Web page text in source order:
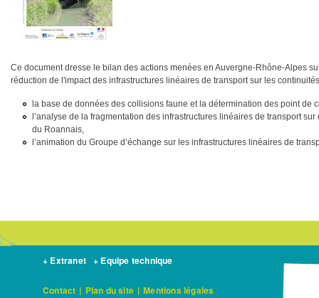
Ce document dresse le bilan des actions menées en Auvergne-Rhône-Alpes
réduction de l'impact des infrastructures linéaires de transport sur les
la base de données des collisions faune et la détermination des point de
l’analyse de la fragmentation des infrastructures linéaires de transport
du Roannais,
l’animation du Groupe d’échange sur les infrastructures linéaires de
+ Extranet + Equipe technique
Contact | Plan du site | Mentions légales